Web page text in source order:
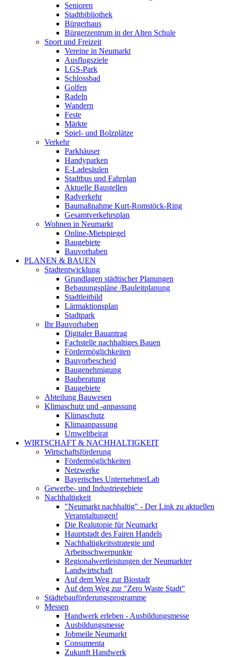
Senioren
Stadtbibliothek
Bürgerhaus
Bürgerzentrum in der Alten Schule
Sport und Freizeit
Vereine in Neumarkt
Ausflugsziele
LGS-Park
Schlossbad
Golfen
Radeln
Wandern
Feste
Märkte
Spiel- und Bolzplätze
Verkehr
Parkhäuser
Handyparken
E-Ladesäulen
Stadtbus und Fahrplan
Aktuelle Baustellen
Radverkehr
Baumaßnahme Kurt-Romstöck-Ring
Gesamtverkehrsplan
Wohnen in Neumarkt
Online-Mietspiegel
Baugebiete
Bauvorhaben
PLANEN & BAUEN
Stadtentwicklung
Grundlagen städtischer Planungen
Bebauungspläne /Bauleitplanung
Stadtleitbild
Lärmaktionsplan
Stadtpark
Ihr Bauvorhaben
Digitaler Bauantrag
Fachstelle nachhaltiges Bauen
Fördermöglichkeiten
Bauvorbescheid
Baugenehmigung
Bauberatung
Baugebiete
Abteilung Bauwesen
Klimaschutz und -anpassung
Klimaschutz
Klimaanpassung
Umweltbeirat
WIRTSCHAFT & NACHHALTIGKEIT
Wirtschaftsförderung
Fördermöglichkeiten
Netzwerke
Bayerisches UnternehmerLab
Gewerbe- und Industriegebiete
Nachhaltigkeit
"Neumarkt nachhaltig" - Der Link zu aktuellen
Veranstaltungen!
Die Realutopie für Neumarkt
Hauptstadt des Fairen Handels
Nachhaltigkeitsstrategie und
Arbeitsschwerpunkte
Regionalwertleistungen der Neumarkter
Landwirtschaft
Auf dem Weg zur Biostadt
Auf dem Weg zur "Zero Waste Stadt"
Städtebauförderungsprogramme
Messen
Handwerk erleben - Ausbildungsmesse
Ausbildungsmesse
Jobmeile Neumarkt
Consumenta
Zukunft Handwerk